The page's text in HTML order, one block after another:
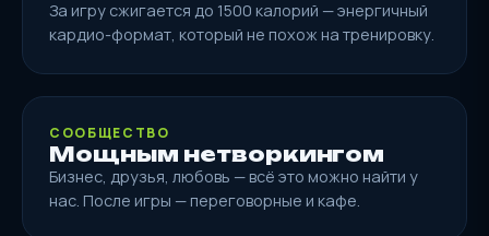
За игру сжигается до 1500 калорий — энергичный
кардио-формат, который не похож на тренировку.
СООБЩЕСТВО
Мощным нетворкингом
Бизнес, друзья, любовь — всё это можно найти у
нас. После игры — переговорные и кафе.